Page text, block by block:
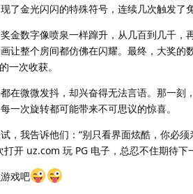
了金光闪闪的特殊符号，连续几次触发了
金数字像喷泉一样蹿升，从几百到几千
让整个房间都仿佛在闪耀。最终，大奖
一次收获。
在微微发抖，却兴奋得无法言语。那一
一次旋转都可能带来不可思议的惊喜。
，我告诉他们：“别只看界面炫酷，你必
打开 uz.com 玩 PG 电子，总忍不住期待
戏吧